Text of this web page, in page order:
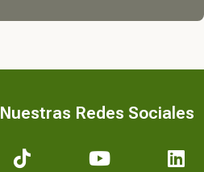
Nuestras Redes Sociales